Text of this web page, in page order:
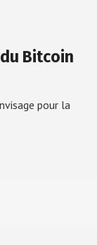
Bitcoin
pour la